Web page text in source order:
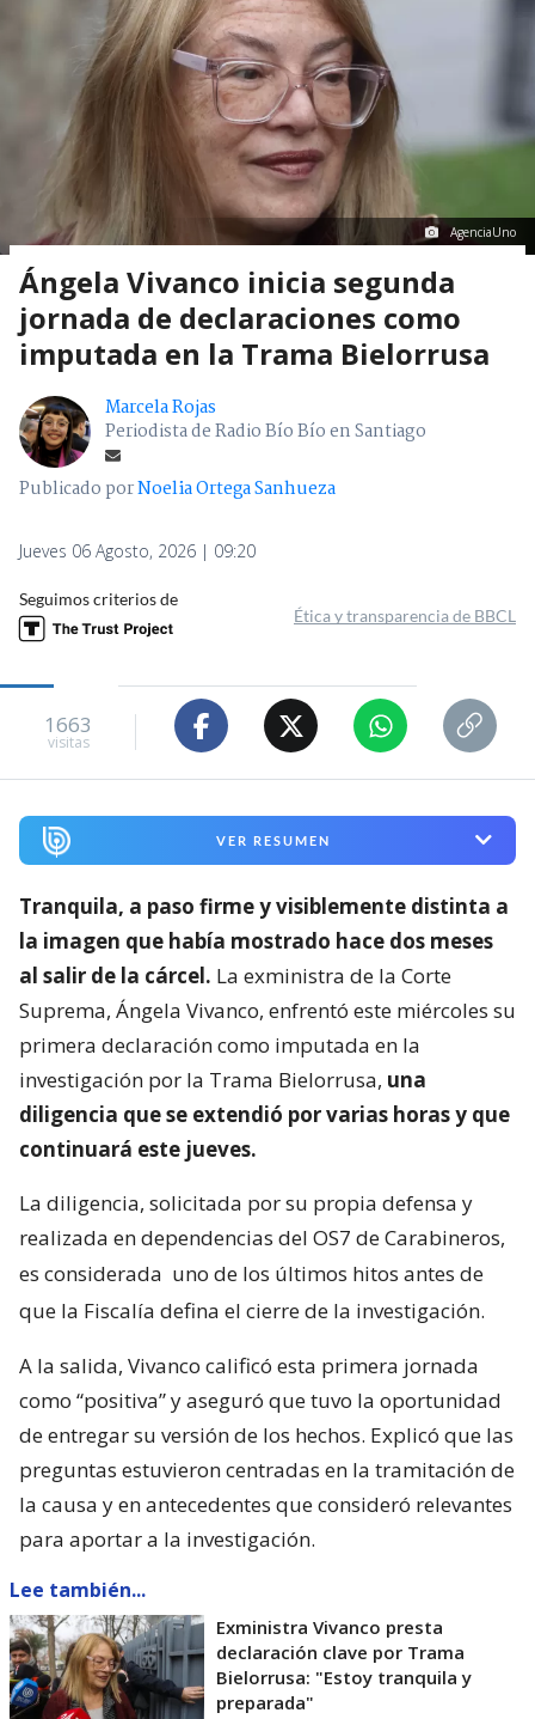
AgenciaUno
Ángela Vivanco inicia segunda
jornada de declaraciones como
imputada en la Trama Bielorrusa
Marcela Rojas
Periodista de Radio Bío Bío en Santiago
Publicado porNoelia Ortega Sanhueza
Jueves 06 Agosto, 2026 | 09:20
Seguimos criterios de
Ética y transparencia de BBCL
1663
visitas
VER RESUMEN
Tranquila, a paso firme y visiblemente distinta a
la imagen que había mostrado hace dos meses
al salir de la cárcel. La exministra de la Corte
Suprema, Ángela Vivanco, enfrentó este miércoles su
primera declaración como imputada en la
investigación por la Trama Bielorrusa, una
diligencia que se extendió por varias horas y que
continuará este jueves.
La diligencia, solicitada por su propia defensa y
realizada en dependencias del OS7 de Carabineros,
es considerada uno de los últimos hitos antes de
que la Fiscalía defina el cierre de la investigación.
A la salida, Vivanco calificó esta primera jornada
como “positiva” y aseguró que tuvo la oportunidad
de entregar su versión de los hechos. Explicó que las
preguntas estuvieron centradas en la tramitación de
la causa y en antecedentes que consideró relevantes
para aportar a la investigación.
Lee también...
Exministra Vivanco presta
declaración clave por Trama
Bielorrusa: "Estoy tranquila y
preparada"